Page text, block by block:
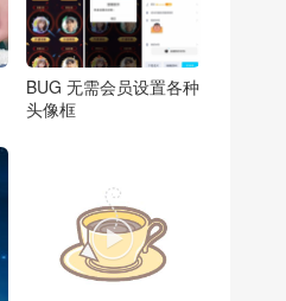
BUG 无需会员设置各种
头像框
